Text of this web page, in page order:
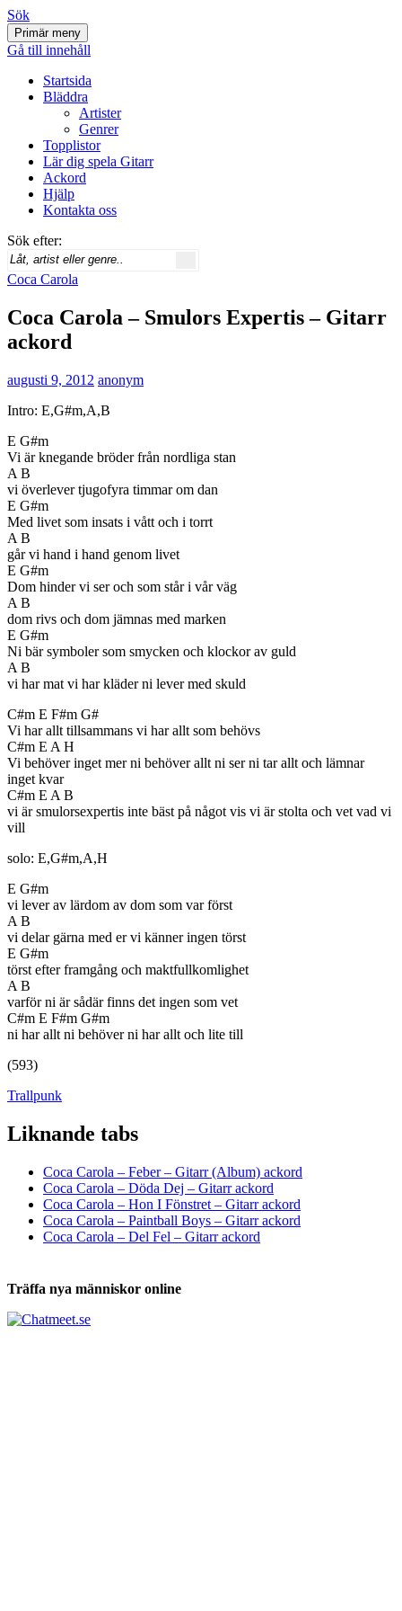
Svenskatabs.se
Sök
Primär meny
Gå till innehåll
Startsida
Bläddra
Artister
Genrer
Topplistor
Lär dig spela Gitarr
Ackord
Hjälp
Kontakta oss
Sök efter:
Coca Carola
Coca Carola – Smulors Expertis – Gitarr
ackord
augusti 9, 2012 anonym
Intro: E,G#m,A,B
E G#m
Vi är knegande bröder från nordliga stan
A B
vi överlever tjugofyra timmar om dan
E G#m
Med livet som insats i vått och i torrt
A B
går vi hand i hand genom livet
E G#m
Dom hinder vi ser och som står i vår väg
A B
dom rivs och dom jämnas med marken
E G#m
Ni bär symboler som smycken och klockor av guld
A B
vi har mat vi har kläder ni lever med skuld
C#m E F#m G#
Vi har allt tillsammans vi har allt som behövs
C#m E A H
Vi behöver inget mer ni behöver allt ni ser ni tar allt och lämnar
inget kvar
C#m E A B
vi är smulorsexpertis inte bäst på något vis vi är stolta och vet vad vi
vill
solo: E,G#m,A,H
E G#m
vi lever av lärdom av dom som var först
A B
vi delar gärna med er vi känner ingen törst
E G#m
törst efter framgång och maktfullkomlighet
A B
varför ni är sådär finns det ingen som vet
C#m E F#m G#m
ni har allt ni behöver ni har allt och lite till
(593)
Trallpunk
Liknande tabs
Coca Carola – Feber – Gitarr (Album) ackord
Coca Carola – Döda Dej – Gitarr ackord
Coca Carola – Hon I Fönstret – Gitarr ackord
Coca Carola – Paintball Boys – Gitarr ackord
Coca Carola – Del Fel – Gitarr ackord
Träffa nya människor online